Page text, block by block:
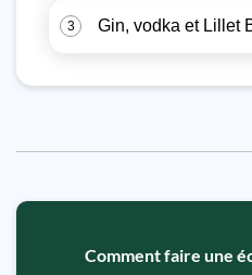
3 Gin, vodka et Lillet
Comment faire une